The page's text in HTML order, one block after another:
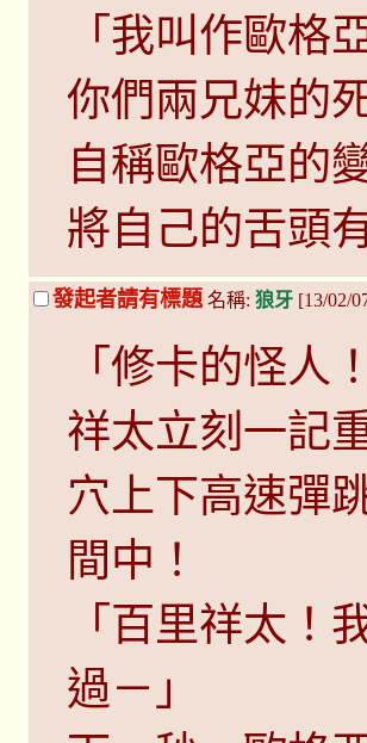
「我叫作歐格
你們兩兄妹的
自稱歐格亞的
將自己的舌頭
發起者請有標題 名稱: 狼牙 [13/02/
「修卡的怪人
祥太立刻一記
穴上下高速彈
間中！
「百里祥太！
過－」